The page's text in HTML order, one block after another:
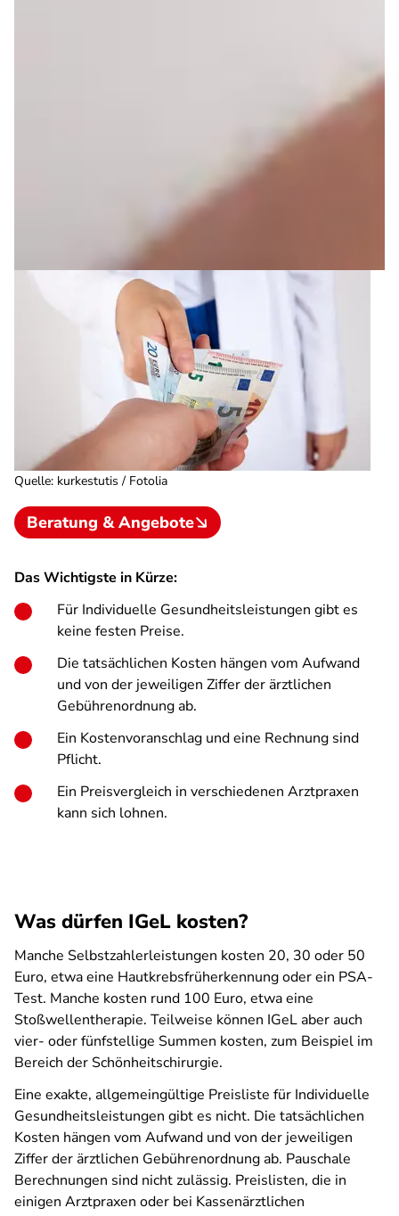
Quelle: kurkestutis / Fotolia
Beratung & Angebote
Das Wichtigste in Kürze:
Für Individuelle Gesundheitsleistungen gibt es
keine festen Preise.
Die tatsächlichen Kosten hängen vom Aufwand
und von der jeweiligen Ziffer der ärztlichen
Gebührenordnung ab.
Ein Kostenvoranschlag und eine Rechnung sind
Pflicht.
Ein Preisvergleich in verschiedenen Arztpraxen
kann sich lohnen.
Was dürfen IGeL kosten?
Manche Selbstzahlerleistungen kosten 20, 30 oder 50
Euro, etwa eine Hautkrebsfrüherkennung oder ein PSA-
Test. Manche kosten rund 100 Euro, etwa eine
Stoßwellentherapie. Teilweise können IGeL aber auch
vier- oder fünfstellige Summen kosten, zum Beispiel im
Bereich der Schönheitschirurgie.
Eine exakte, allgemeingültige Preisliste für Individuelle
Gesundheitsleistungen gibt es nicht. Die tatsächlichen
Kosten hängen vom Aufwand und von der jeweiligen
Ziffer der ärztlichen Gebührenordnung ab. Pauschale
Berechnungen sind nicht zulässig. Preislisten, die in
einigen Arztpraxen oder bei Kassenärztlichen